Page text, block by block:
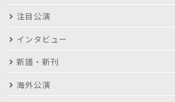
注目公演
インタビュー
新譜・新刊
海外公演